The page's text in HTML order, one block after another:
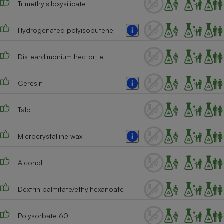
Trimethylsiloxysilicate
Hydrogenated polyisobutene
Disteardimonium hectorite
Ceresin
Talc
Microcrystalline wax
Alcohol
Dextrin palmitate/ethylhexanoate
Polysorbate 60
Plaque de cuisson à
induction
Climatiseur -
Ventilateur
Téléphone mobile -
Smartphone
Antivirus
Ventilateur